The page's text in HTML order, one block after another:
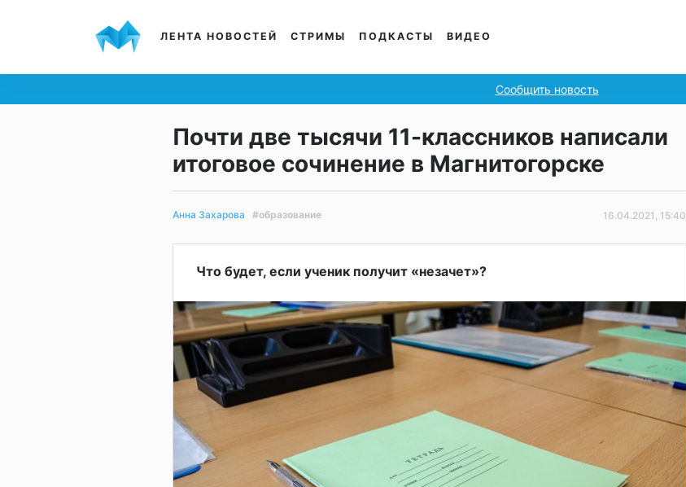
ЛЕНТА НОВОСТЕЙ СТРИМЫ ПОДКАСТЫ ВИДЕО
Сообщить новость
Почти две тысячи 11-классников написали
итоговое сочинение в Магнитогорске
Анна Захарова #образование 16.04.2021, 15:40
Что будет, если ученик получит «незачет»?